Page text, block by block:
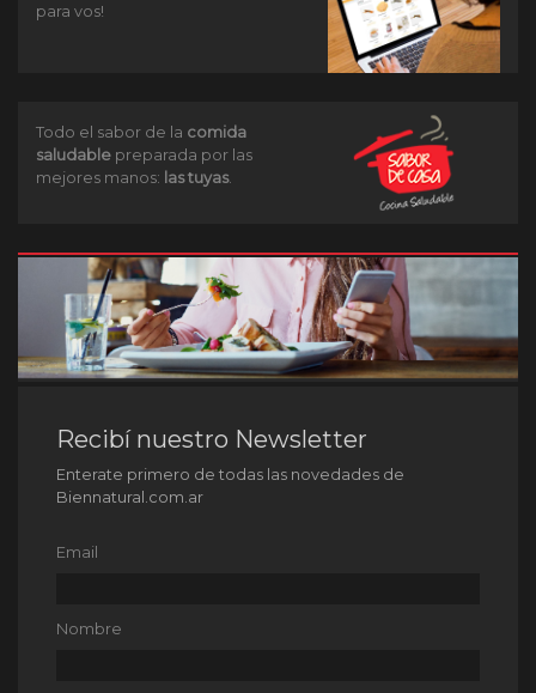
para vos!
Todo el sabor de la comida
saludable preparada por las
mejores manos: las tuyas.
Recibí nuestro Newsletter
Enterate primero de todas las novedades de
Biennatural.com.ar
Email
Nombre